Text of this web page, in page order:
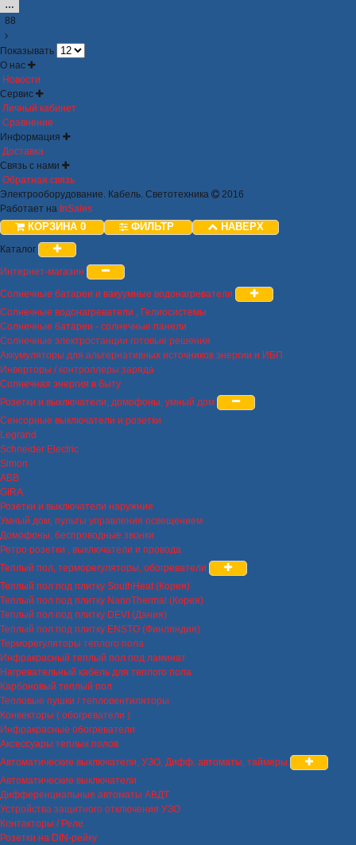
…
88
Показывать
О нас
Новости
Сервис
Личный кабинет
Сравнение
Информация
Доставка
Связь с нами
Обратная связь
Электрооборудование. Кабель. Светотехника
2016
Работает на InSales
КОРЗИНА 0 ФИЛЬТР НАВЕРХ
Каталог
Интернет-магазин
Солнечные батареи и вакуумные водонагреватели
Солнечные водонагреватели , Гелиосистемы
Солнечные батареи - солнечные панели
Солнечные электростанции готовые решения
Аккумуляторы для альтернативных источников энергии и ИБП
Инверторы / контроллеры заряда
Солнечная энергия в быту
Розетки и выключатели, домофоны, умный дом
Сенсорные выключатели и розетки
Legrand
Schneider Electric
Simon
ABB
GIRA
Розетки и выключатели наружние
Умный дом, пульты управления освещением
Домофоны, беспроводные звонки
Ретро розетки , выключатели и провода
Теплый пол, терморегуляторы, обогреватели
Теплый пол под плитку SouthHeat (Корея)
Теплый пол под плитку NanoThermal (Корея)
Теплый пол под плитку DEVI (Дания)
Теплый пол под плитку ENSTO (Финляндия)
Терморегуляторы теплого пола
Инфракрасный теплый пол под ламинат
Нагревательный кабель для теплого пола
Карбоновый теплый пол
Тепловые пушки / тепловентиляторы
Конвекторы ( обогреватели )
Инфракрасные обогреватели
Аксессуары теплых полов
Автоматические выключатели, УЗО, Дифф. автоматы, таймеры
Автоматические выключатели
Дифференциальные автоматы АВДТ
Устройства защитного отключения УЗО
Контакторы / Реле
Розетки на DIN-рейку